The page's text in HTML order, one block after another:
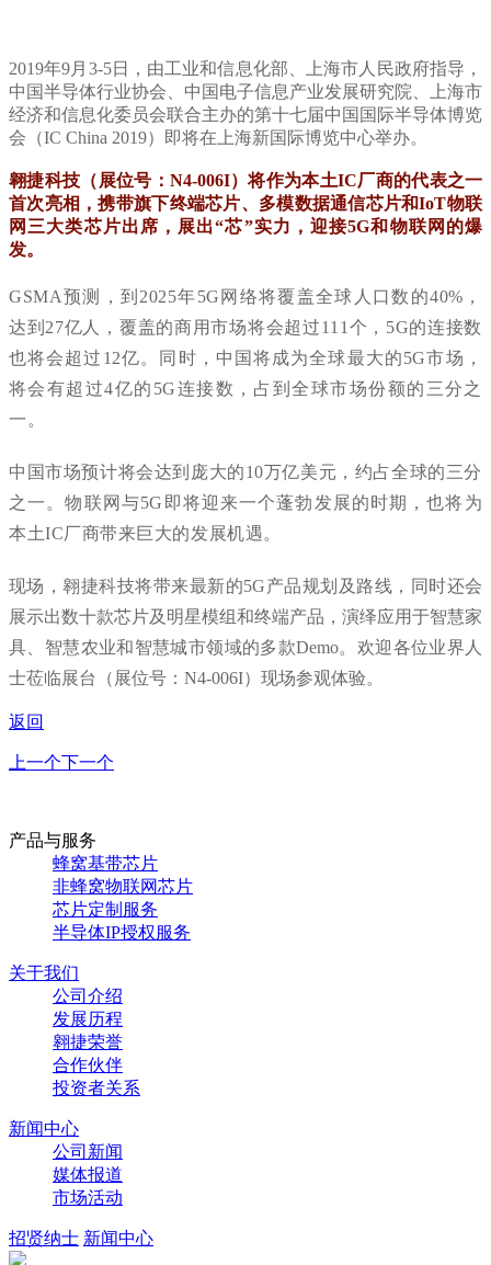
2019年9月 3-5日 ， 由工业和信息化部 上海市 人 民政府指导 ，
中 国半导体行业协会 中 国 电子信息产业发展研究院 上海市
经济和信息化委员会联合主办的第十七届中 国 国 际半导体博览
会 （IC China 2019） 即将在 上海新国 际博览中心举办。
翱捷科技 （ 展位号 ： N4-006I）将作为本土IC厂商的代表之一
首次亮相 ，携带旗下终端芯片、 多模数据通信芯片和IoT物联
网 三大类芯 片出 席 ， 展出“芯”实力 ，迎接5G和 物联 网 的爆
发。
GSMA预测 ， 到 2025年5G 网 络将覆盖全球 人 口数 的40% ，
达到 27亿 人 ， 覆盖的商用市场将会超过1 1 1 个 ， 5G的连接数
也将会超过 1 2亿。 同 时 ， 中 国 将成为全球最大的5G市场 ，
将会有超 过4亿的 5G连接数 ， 占到全球市场份额的 三分之
一 。
中 国市场预计将会达到 庞大的10万亿美元 ， 约占全球的三分
之一 。物联 网 与5G 即将迎来一个蓬勃 发展的时期 ，也将为
本土IC厂商带来巨大的发展机遇。
现场 ，翱捷科技将带来最新的5G产品规划 及 路线 ， 同 时还会
展示出数十款芯片及 明星模组和终端产品 ， 演绎应用于智慧家
具
智慧农业和智慧城市领域的多款Demo。 欢迎各位业界 人
士莅临展台 （ 展位号 ： N4-006I） 现场参观体验。
返回
上一个下一个
产品与服务
蜂窝基带芯片
非蜂窝物联网芯片
芯片定制服务
半导体IP授权服务
关于我们
公司介绍
发展历程
翱捷荣誉
合作伙伴
投资者关系
新闻中心
公司新闻
媒体报道
市场活动
招贤纳士 新闻中心